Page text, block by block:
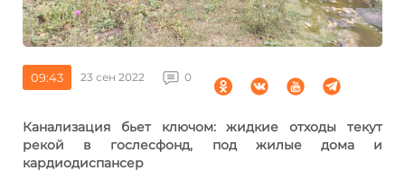
09:43 23 сен 2022 0
Канализация бьет ключом: жидкие отходы текут
рекой в гослесфонд, под жилые дома и
кардиодиспансер